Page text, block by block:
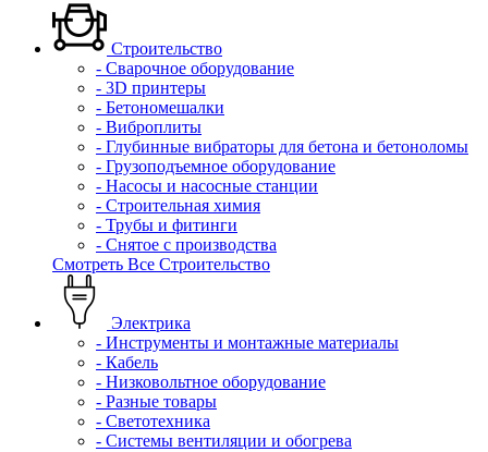
Строительство
- Сварочное оборудование
- 3D принтеры
- Бетономешалки
- Виброплиты
- Глубинные вибраторы для бетона и бетоноломы
- Грузоподъемное оборудование
- Насосы и насосные станции
- Строительная химия
- Трубы и фитинги
- Снятое с производства
Смотреть Все Строительство
Электрика
- Инструменты и монтажные материалы
- Кабель
- Низковольтное оборудование
- Разные товары
- Светотехника
- Системы вентиляции и обогрева